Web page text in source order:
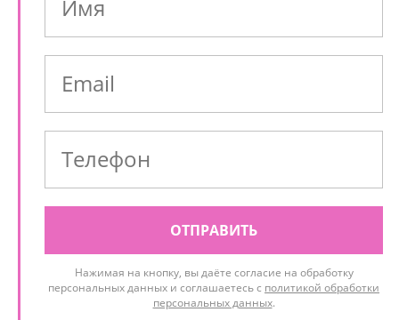
ОТПРАВИТЬ
Нажимая на кнопку, вы даёте согласие на обработку
персональных данных и соглашаетесь с политикой обработки
персональных данных.